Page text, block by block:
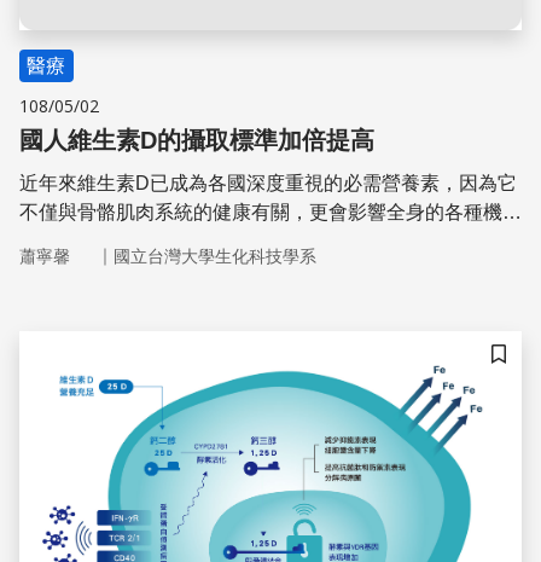
醫療
108/05/02
國人維生素D的攝取標準加倍提高
近年來維生素D已成為各國深度重視的必需營養素，因為它
不僅與骨骼肌肉系統的健康有關，更會影響全身的各種機
肝、腎、皮膚、呼吸道的疾病風險。
蕭寧馨 ｜ 國立台灣大學生化科技學系
儲存